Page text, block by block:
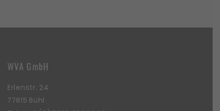
WVA GmbH
Erlenstr. 24
77815 Bühl